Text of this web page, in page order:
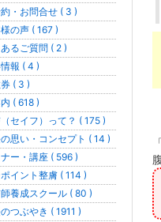
・お問合せ ( 3 )
の声 ( 167 )
るご質問 ( 2 )
報 ( 4 )
( 3 )
( 618 )
セイフ）って？ ( 175 )
思い・コンセプト ( 14 )
ー・講座 ( 596 )
イント整膚 ( 114 )
養成スクール ( 80 )
つぶやき ( 1911 )